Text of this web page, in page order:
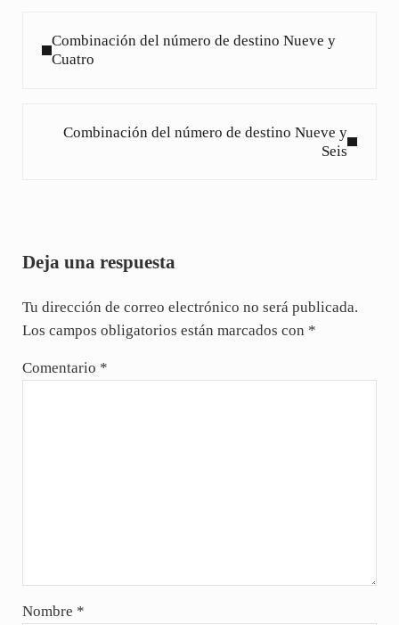
Combinación del número de destino Nueve y
Cuatro
Combinación del número de destino Nueve y
Seis
Deja una respuesta
Tu dirección de correo electrónico no será publicada.
Los campos obligatorios están marcados con *
Comentario *
Nombre *